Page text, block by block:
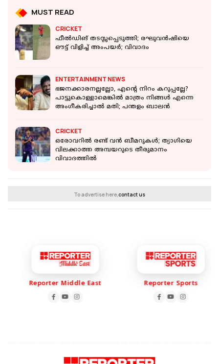
MUST READ
CRICKET
ഫീൽഡിങ് തടസ്സപ്പെടുത്തി; രഘുവന്‍ഷിയെ
ഔട്ട് വിളിച്ച് അംപയര്‍; വിവാദം
ENTERTAINMENT NEWS
ഭജനക്കാരനല്ലല്ലോ, എന്റെ നിറം കറുപ്പല്ലേ?
പാട്ടുകൊള്ളാമെങ്കിൽ മാത്രം നിങ്ങൾ എന്നെ
അംഗീകരിച്ചാൽ മതി; പന്തളം ബാലൻ
CRICKET
ഒരോവറിൽ രണ്ട് വൻ ബീമറുകൾ; ത്യാഗിയെ
വിലക്കാത്ത അമ്പയറുടെ തീരുമാനം
വിവാദത്തിൽ
To advertise here,contact us
Reporter Middle East Reporter Sports